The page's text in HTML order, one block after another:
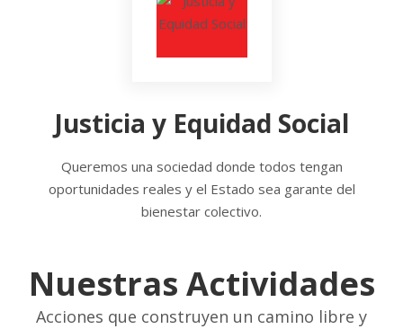
Justicia y Equidad Social
Queremos una sociedad donde todos tengan
oportunidades reales y el Estado sea garante del
bienestar colectivo.
Nuestras Actividades
Acciones que construyen un camino libre y